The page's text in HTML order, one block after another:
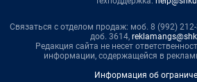
Связаться с отделом продаж: моб. 8 (992)
доб. 3614,
Редакция сайта не несет
информации, содержащейся в
Информация об